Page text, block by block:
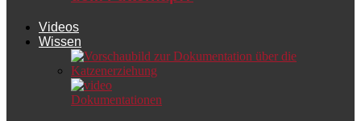
Videos
Wissen
Dokumentationen